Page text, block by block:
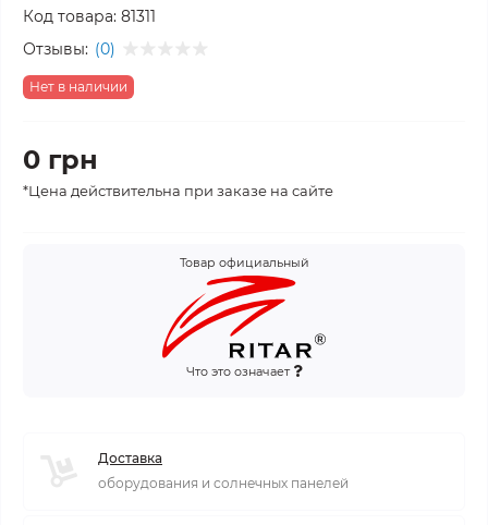
Код товара: 81311
Отзывы: (0)
Нет в наличии
0 грн
*Цена действительна при заказе на сайте
Товар официальный
Что это означает
Доставка
оборудования и солнечных панелей